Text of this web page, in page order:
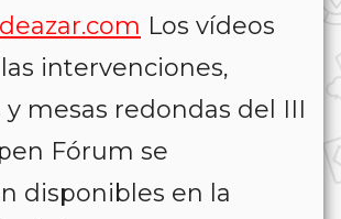
Los vídeos
intervenciones,
mesas redondas del III
Fórum se
disponibles en la